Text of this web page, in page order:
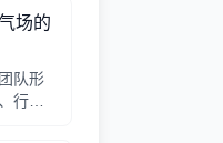
场的
队形
行业